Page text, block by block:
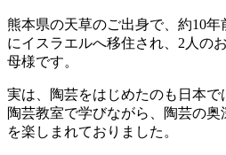
熊本県の天草のご出身で、約10
にイスラエルへ移住され、2人の
母様です。
実は、陶芸をはじめたのも日本で
陶芸教室で学びながら、陶芸の
を楽しまれておりました。